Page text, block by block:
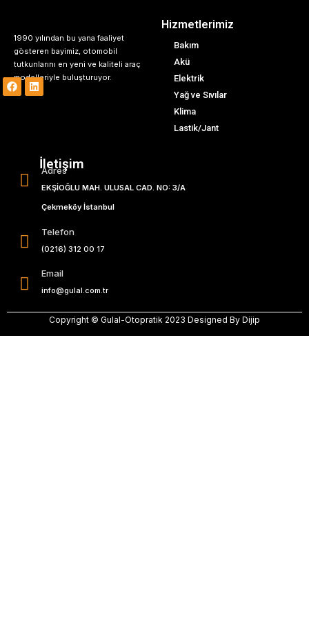
1990 yılından bu yana faaliyet
gösteren bayimiz, otomobil
tutkunlarını en yeni ve kaliteli araç
modelleriyle buluşturuyor.
Hizmetlerimiz
Bakım
Akü
Elektrik
Yağ ve Sıvılar
Klima
Lastik/Jant
İletişim
Adres
EKŞİOĞLU MAH. ULUSAL CAD. NO: 3/A
Çekmeköy İstanbul
Telefon
(0216) 312 00 17
Email
info@gulal.com.tr
Copyright ©️ Gulal-Otopratik 2023 Designed By Dijip